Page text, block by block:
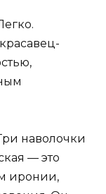
наволочки
— это
иронии,